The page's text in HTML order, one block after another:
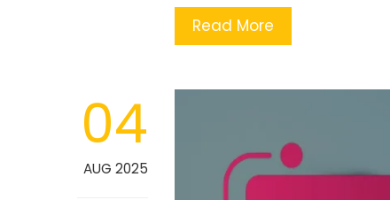
Read More
04
AUG 2025